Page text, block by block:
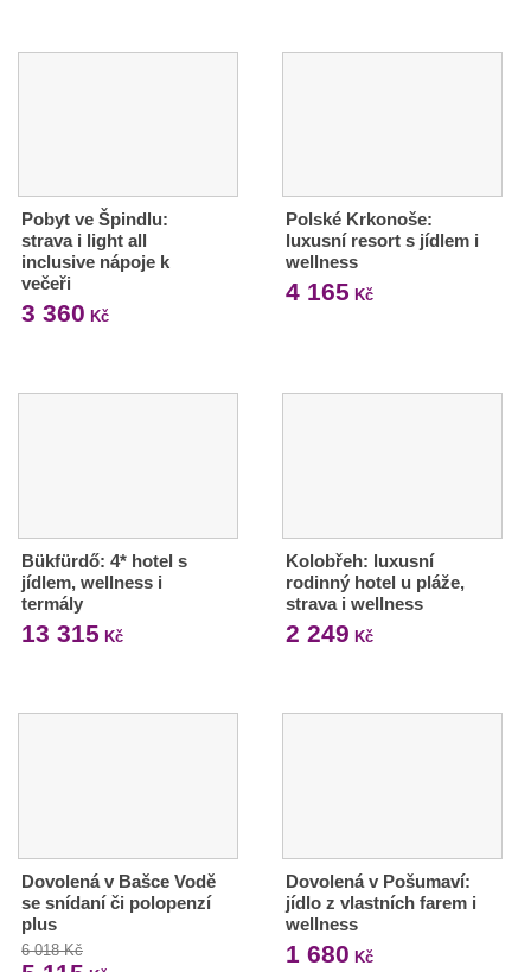
Pobyt ve Špindlu:
strava i light all
inclusive nápoje k
večeři
3 360 Kč
Polské Krkonoše:
luxusní resort s jídlem i
wellness
4 165 Kč
Bükfürdő: 4* hotel s
jídlem, wellness i
termály
13 315 Kč
Kolobřeh: luxusní
rodinný hotel u pláže,
strava i wellness
2 249 Kč
Dovolená v Bašce Vodě
se snídaní či polopenzí
plus
6 018 Kč
Dovolená v Pošumaví:
jídlo z vlastních farem i
wellness
1 680 Kč